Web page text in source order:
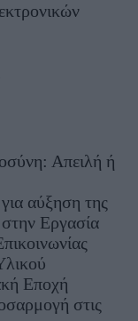
Απειλή ή
αύξηση της
Εργασία
Εποχή
στις